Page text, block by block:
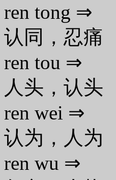
ren tong ⇒
认同，忍痛
ren tou ⇒
人头，认头
ren wei ⇒
认为，人为
ren wu ⇒